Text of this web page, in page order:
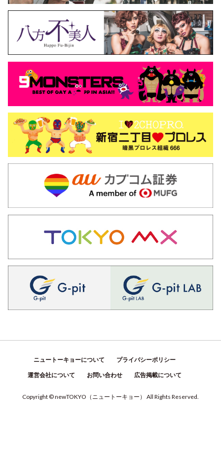
ニュートーキョーについて プライバシーポリシー
運営会社について お問い合わせ 広告掲載について
Copyright © newTOKYO （ ニュートーキョー ） All Rights Reserved.